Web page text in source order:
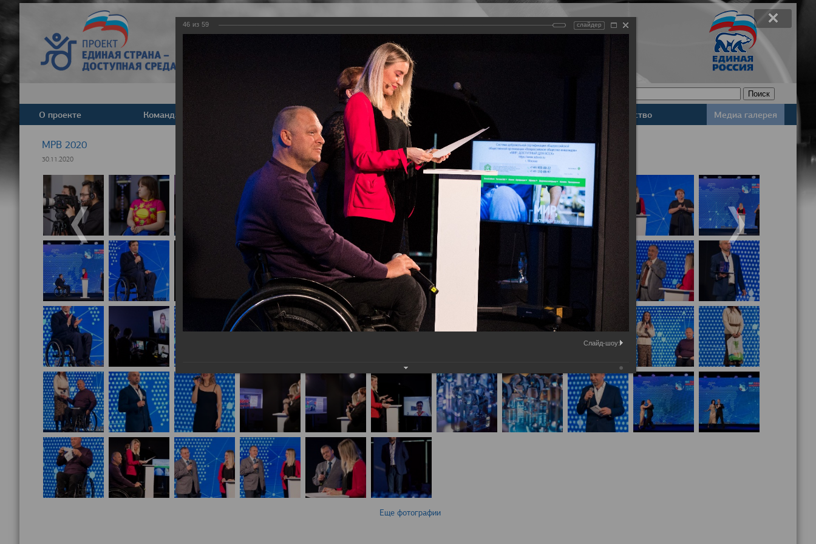
Версия для слабовидящих
О проекте Команда Деятельность Законодательство Медиа галерея
МРВ 2020
30.11.2020
Еще фотографии
46 из 59 слайдер
Слайд-шоу: